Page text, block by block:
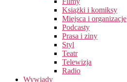
Książki i komiksy
Miejsca i organizacje
Podcasty
Prasa i ziny
Styl
Teatr
Telewizja
Radio
Wywiady